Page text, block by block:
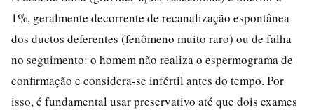
1%, geralmente decorrente de recanalização espontânea
dos ductos deferentes (fenômeno muito raro) ou de falha
no seguimento: o homem não realiza o espermograma de
confirmação e considera-se infértil antes do tempo. Por
isso, é fundamental usar preservativo até que dois exames